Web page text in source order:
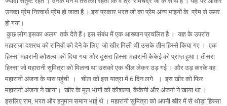
उनका प्रेम निस्वार्थ प्रेम हो जाता है । इस प्रकार भरत जी का प्रेम अन्य भाइयों के प्रेम से ऊपर
हो गया।
कुछ लोग इसका अलग तर्क देते हैं। इस संबंध में एक आख्यान प्रचलित है । यज्ञ के उपरांत
महाराजा दशरथ को रानियों को देने के लिए जो खीर मिली थी उसके तीन हिस्से किया गए । एक
हिस्सा महारानी कौशल्या को दिया गया और दूसरा हिस्सा महारानी कैकेई को प्राप्त हुआ। तीसरा
हिस्सा जो महारानी सुमित्रा को मिलना था उसको एक चील लेकर उड़ गई । और उड़ करके वह
महारानी अंजना के पास पहुंची । चील को इस यात्रा में 6 दिन लगे । इस खीर को फिर
महारानी अंजना ने खाया। खीर के मूल भागों को कौशल्या, कैकेयी और अंजनी ने खाया था ।
इसलिए राम, भरत और हनुमान समान भाई थे । महारानी सुमित्रा को अपनी खीर में से थोड़ा हिस्सा